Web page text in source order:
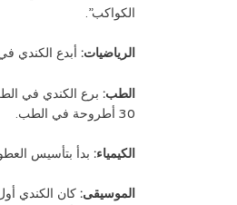
الكواكب”.
الرياضيات: أبدع الكندي
الطب: برع الكندي في
30 أطروحة في الطب.
الكيمياء: بدأ بتأسيس
الموسيقى: كان الكندي